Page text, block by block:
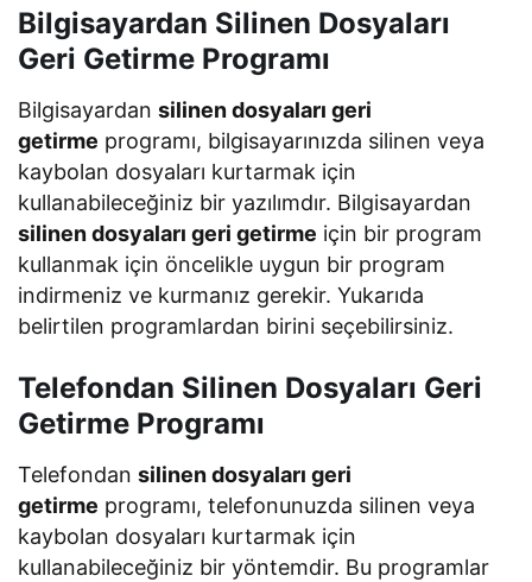
Bilgisayardan Silinen Dosyaları
Geri Getirme Programı
Bilgisayardansilinen dosyaları geri
getirme programı, bilgisayarınızda silinen veya
kaybolan dosyaları kurtarmak için
kullanabileceğiniz bir yazılımdır. Bilgisayardan
silinen dosyaları geri getirme için bir program
kullanmak için öncelikle uygun bir program
indirmeniz ve kurmanız gerekir. Yukarıda
belirtilen programlardan birini seçebilirsiniz.
Telefondan Silinen Dosyaları Geri
Getirme Programı
Telefondansilinen dosyaları geri
getirme programı, telefonunuzda silinen veya
kaybolan dosyaları kurtarmak için
kullanabileceğiniz bir yöntemdir. Bu programlar